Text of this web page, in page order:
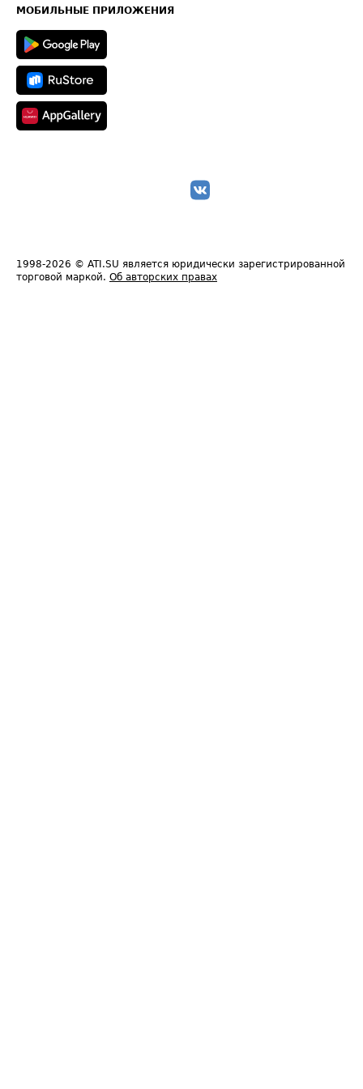
Техническая информация
МОБИЛЬНЫЕ ПРИЛОЖЕНИЯ
1998-2026 © ATI.SU является юридически зарегистрированной
торговой маркой. Об авторских правах